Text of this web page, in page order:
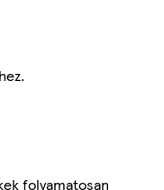
folyamatosan